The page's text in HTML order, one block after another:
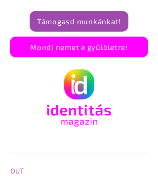
Támogasd munkánkat!
Mondj nemet a gyűlöletre!
OUT